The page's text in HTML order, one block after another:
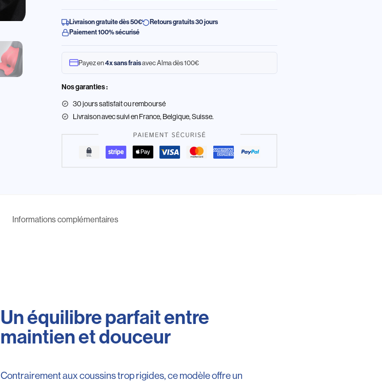
Livraison gratuite dès 50€
Retours gratuits 30 jours
Paiement 100% sécurisé
Payez en4x sans fraisavec Alma dès 100€
Nos garanties :
30 jours satisfait ou remboursé
Livraisonavec suivi en France, Belgique, Suisse.
Informations complémentaires
Un équilibre parfait entre
maintien et douceur
Contrairement aux coussins trop rigides, ce modèle offre un